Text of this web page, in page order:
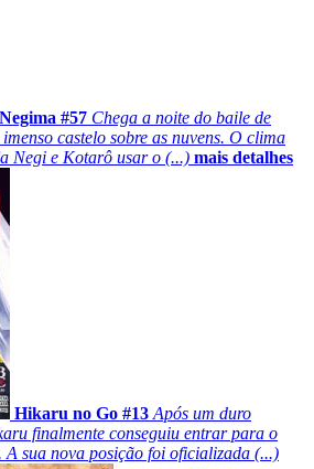
Negima #57 Chega a noite do baile de
castelo sobre as nuvens. O clima
Negi e Kotarô usar o (...) mais detalhes
Hikaru no Go #13 Após um duro
finalmente conseguiu entrar para o
A sua nova posição foi oficializada (...)